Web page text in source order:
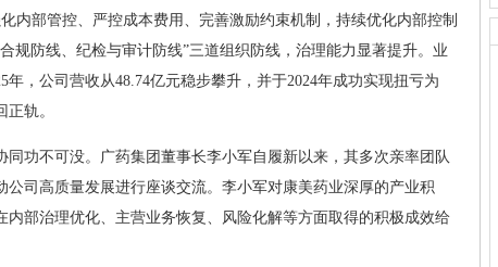
内部管控、严控成本费用、完善激励约束机制，持续优化内部控制
规防线、纪检与审计防线”三道组织防线，治理能力显著提升。业
年，公司营收从48.74亿元稳步攀升，并于2024年成功实现扭亏为
轨。
同功不可没。广药集团董事长李小军自履新以来，其多次亲率团队
司高质量发展进行座谈交流。李小军对康美药业深厚的产业积
内部治理优化、主营业务恢复、风险化解等方面取得的积极成效给